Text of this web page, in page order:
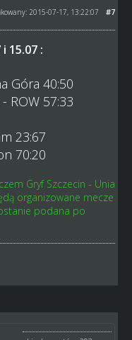
#7
2015-07-17, 13:22:07
15.07 :
Góra 40:50
ROW 57:33
23:67
70:20
Gryf Szczecin - Unia
organizowane mecze
podana po